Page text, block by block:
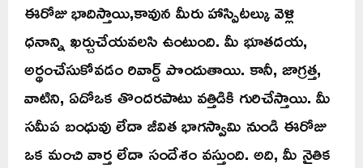
ఈరోజు భాదిస్తాయి,కావున మీరు హాస్పిటల్కు వెళ్లి
ధనాన్ని ఖర్చుచేయవలసి ఉంటుంది. మీ భూతదయ,
అర్థంచేసుకోవడం రివార్డ్ పొందుతాయి. కానీ, జాగ్రత్త,
వాటిని, ఏదోఒక తొందరపాటు వత్తిడికి గురిచేస్తాయి. మీ
సమీప బంధువు లేదా జీవిత భాగస్వామి నుండి ఈరోజు
ఒక మంచి వార్త లేదా సందేశం వస్తుంది. అది, మీ నైతిక